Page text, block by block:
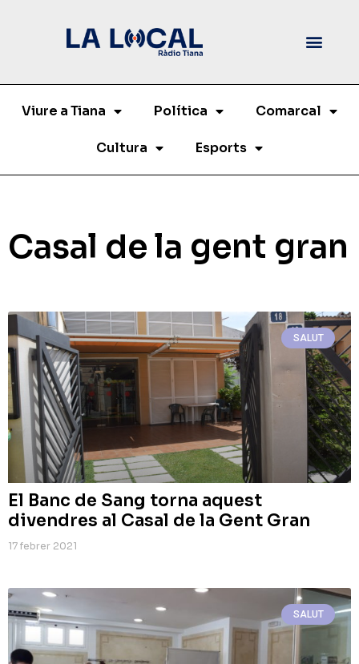
Viure a Tiana Política Comarcal
Cultura Esports
Casal de la gent gran
SALUT
El Banc de Sang torna aquest
divendres al Casal de la Gent Gran
17 febrer 2021
SALUT